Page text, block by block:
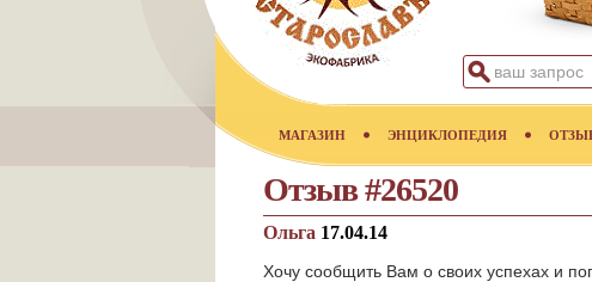
МАГАЗИН ЭНЦИКЛОПЕДИЯ
Отзыв #26520
Ольга 17.04.14
Хочу сообщить Вам о своих успехах и